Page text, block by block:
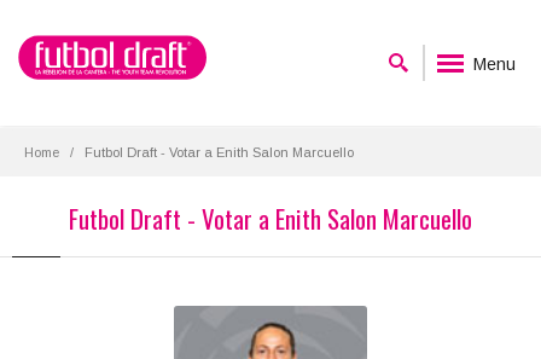
Menu
Home Futbol Draft - Votar a Enith Salon Marcuello
Futbol Draft - Votar a Enith Salon Marcuello
Enith Salon